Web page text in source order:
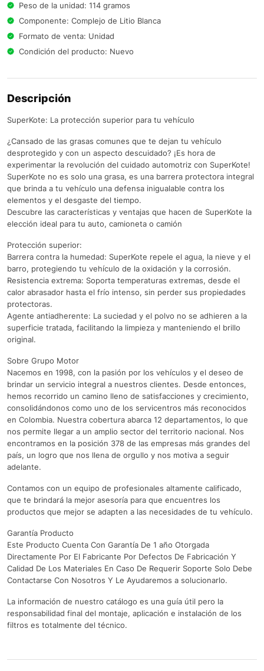
Peso de la unidad: 114 gramos
Componente: Complejo de Litio Blanca
Formato de venta: Unidad
Condición del producto: Nuevo
Descripción
SuperKote: La protección superior para tu vehículo
¿Cansado de las grasas comunes que te dejan tu vehículo
desprotegido y con un aspecto descuidado? ¡Es hora de
experimentar la revolución del cuidado automotriz con SuperKote!
SuperKote no es solo una grasa, es una barrera protectora integral
que brinda a tu vehículo una defensa inigualable contra los
elementos y el desgaste del tiempo.
Descubre las características y ventajas que hacen de SuperKote la
elección ideal para tu auto, camioneta o camión
Protección superior:
Barrera contra la humedad: SuperKote repele el agua, la nieve y el
barro, protegiendo tu vehículo de la oxidación y la corrosión.
Resistencia extrema: Soporta temperaturas extremas, desde el
calor abrasador hasta el frío intenso, sin perder sus propiedades
protectoras.
Agente antiadherente: La suciedad y el polvo no se adhieren a la
superficie tratada, facilitando la limpieza y manteniendo el brillo
original.
Sobre Grupo Motor
Nacemos en 1998, con la pasión por los vehículos y el deseo de
brindar un servicio integral a nuestros clientes. Desde entonces,
hemos recorrido un camino lleno de satisfacciones y crecimiento,
consolidándonos como uno de los servicentros más reconocidos
en Colombia. Nuestra cobertura abarca 12 departamentos, lo que
nos permite llegar a un amplio sector del territorio nacional. Nos
encontramos en la posición 378 de las empresas más grandes del
país, un logro que nos llena de orgullo y nos motiva a seguir
adelante.
Contamos con un equipo de profesionales altamente calificado,
que te brindará la mejor asesoría para que encuentres los
productos que mejor se adapten a las necesidades de tu vehículo.
Garantía Producto
Este Producto Cuenta Con Garantía De 1 año Otorgada
Directamente Por El Fabricante Por Defectos De Fabricación Y
Calidad De Los Materiales En Caso De Requerir Soporte Solo Debe
Contactarse Con Nosotros Y Le Ayudaremos a solucionarlo.
La información de nuestro catálogo es una guía útil pero la
responsabilidad final del montaje, aplicación e instalación de los
filtros es totalmente del técnico.